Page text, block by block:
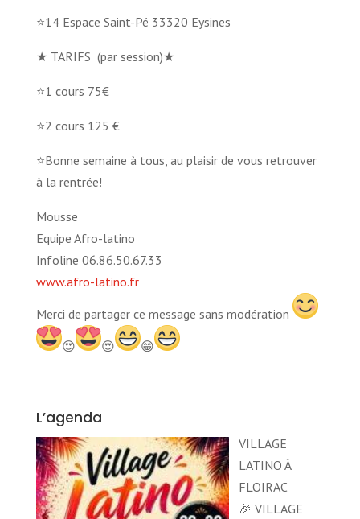
⭐14 Espace Saint-Pé 33320 Eysines
★ TARIFS (par session)★
⭐1 cours 75€
⭐2 cours 125 €
⭐Bonne semaine à tous, au plaisir de vous retrouver
à la rentrée!
Mousse
Equipe Afro-latino
Infoline 06.86.50.67.33
www.afro-latino.fr
Merci de partager ce message sans modération
😍
😍 😁
L’agenda
VILLAGE
LATINO À
FLOIRAC
🎉 VILLAGE